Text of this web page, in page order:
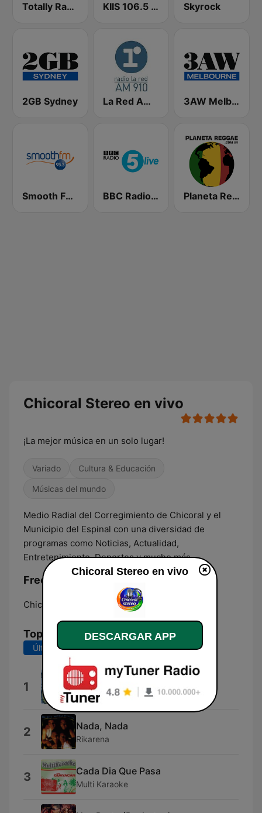
Totally Radio 70s KIIS 106.5 FM Skyrock
2GB Sydney La Red AM 910 3AW Melbourne
Smooth FM 95.3 Sydney BBC Radio 5 live Planeta Reggae
Chicoral Stereo en vivo
¡La mejor música en un solo lugar!
Variado Cultura & Educación
Músicas del mundo
Medio Radial del Corregimiento de Chicoral y el
Municipio del Espinal con una diversidad de
programas como Noticias, Actualidad,
Entretenimiento, Deportes y mucho más.
Frecuencias Chicoral Stereo:
Chicoral:
Top Canciones
Últimos 7 días Últimos 30 días
1 Como tu no hay dos
Conexión
2 Nada, Nada
Rikarena
3 Cada Dia Que Pasa
Multi Karaoke
Chicoral Stereo en vivo
DESCARGAR APP